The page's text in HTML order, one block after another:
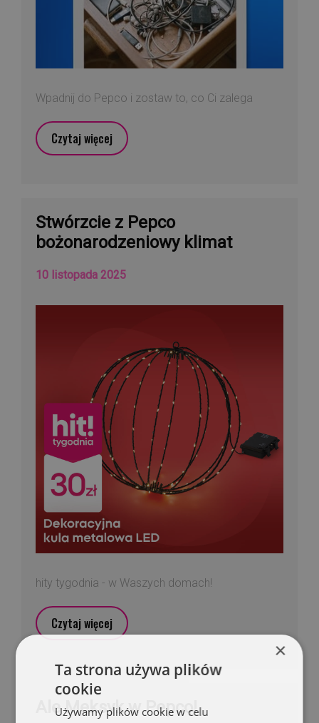
Wpadnij do Pepco i zostaw to, co Ci zalega
Czytaj więcej
Stwórzcie z Pepco
bożonarodzeniowy klimat
10 listopada 2025
hity tygodnia - w Waszych domach!
Czytaj więcej
Ale Meksyk w Pepco!
×
Ta strona używa plików
cookie
Używamy plików cookie w celu